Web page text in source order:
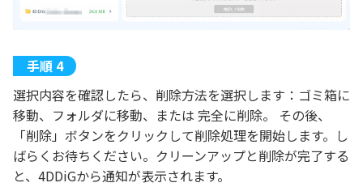
選択内容を確認したら、削除方法を選択します：ゴミ箱に
移動、フォルダに移動、または 完全に削除。 その後、
「削除」ボタンをクリックして削除処理を開始します。し
ばらくお待ちください。クリーンアップと削除が完了する
と、4DDiGから通知が表示されます。